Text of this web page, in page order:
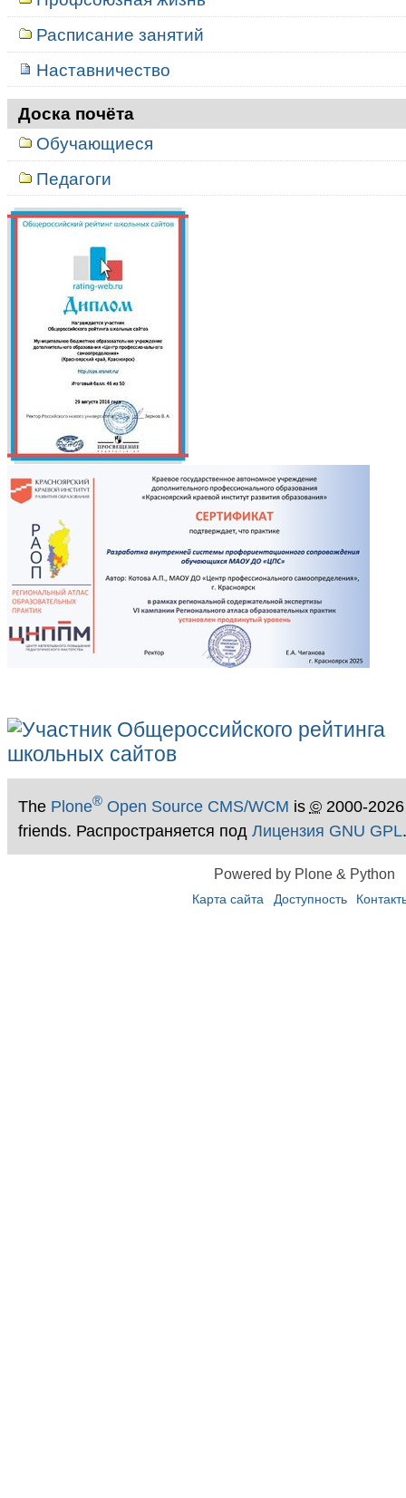
Расписание занятий
Наставничество
Доска почёта
Обучающиеся
Педагоги
The Plone®Open Source CMS/WCM is ©2000-
friends. Распространяется под Лицензия GNU GPL.
Powered by Plone & Python
Карта сайта Доступность